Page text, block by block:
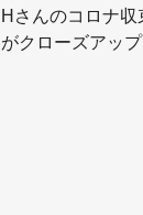
Hさんのコロナ
がクローズアッ